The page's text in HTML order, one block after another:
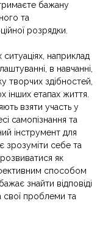
бажану
та
розрядки.
ситуаціях, наприклад
в навчанні,
творчих здібностей,
інших етапах життя.
взяти участь у
самопізнання та
інструмент для
зрозуміти себе та
як
способом
знайти відповіді
свої проблеми та